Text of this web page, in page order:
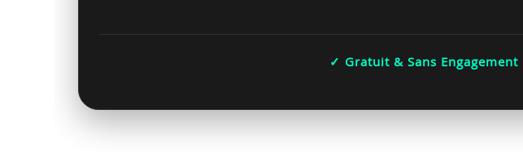
✓ Gratuit & Sans Engagement